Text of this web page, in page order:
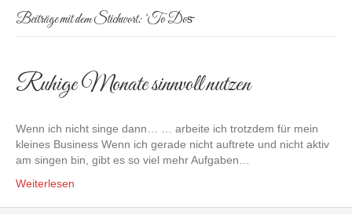
Beiträge mit dem Stichwort: ‘To Dos̵
Ruhige Monate sinnvoll nutzen
Wenn ich nicht singe dann… … arbeite ich trotzdem für mein
kleines Business Wenn ich gerade nicht auftrete und nicht aktiv
am singen bin, gibt es so viel mehr Aufgaben…
Weiterlesen